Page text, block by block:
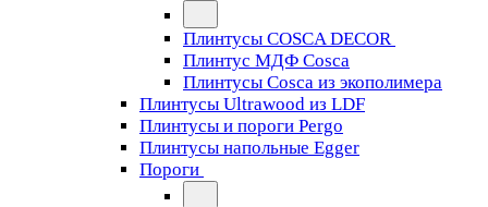
Плинтусы COSCA DECOR
Плинтус МДФ Cosca
Плинтусы Cosca из экополимера
Плинтусы Ultrawood из LDF
Плинтусы и пороги Pergo
Плинтусы напольные Egger
Пороги